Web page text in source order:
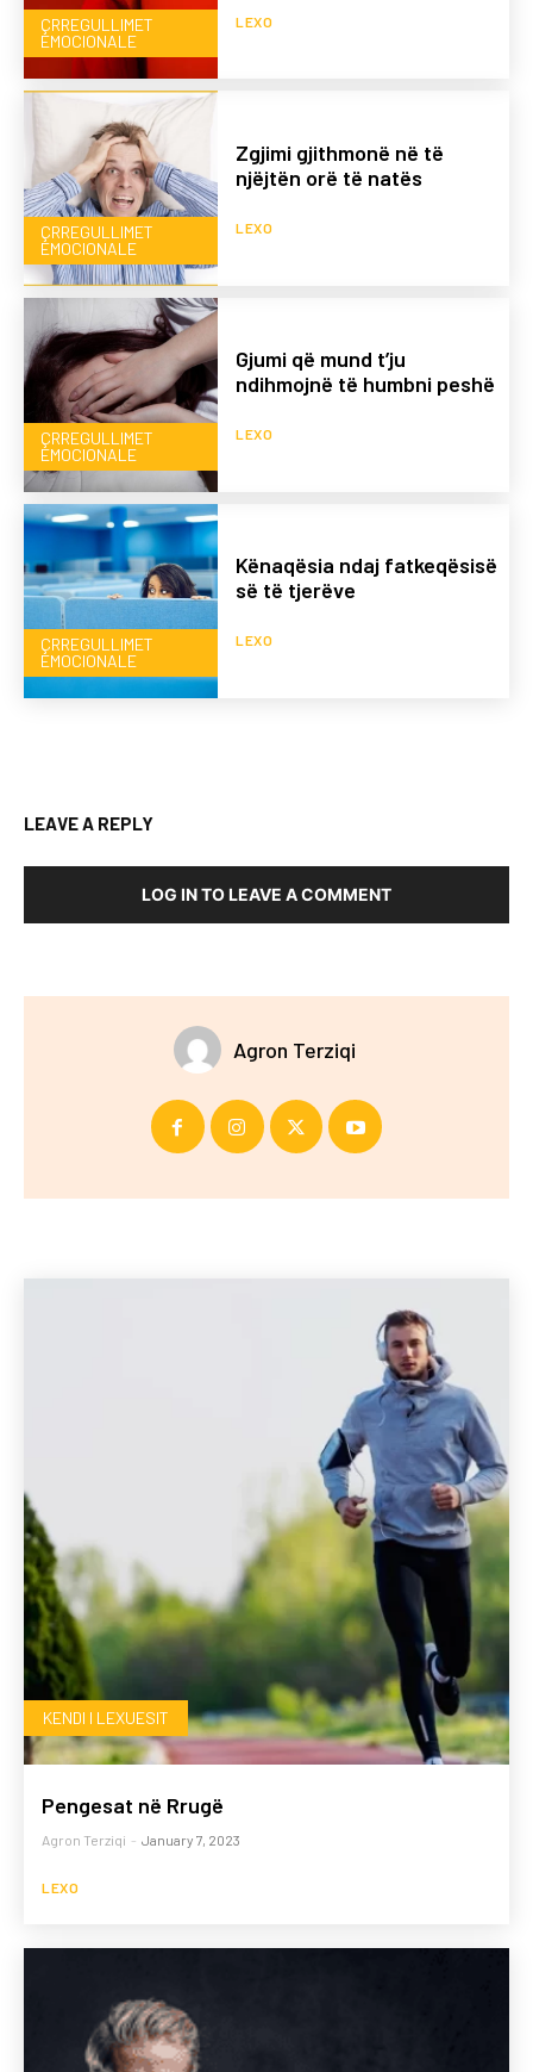
ÇRREGULLIMET
EMOCIONALE
LEXO
ÇRREGULLIMET
EMOCIONALE
Zgjimi gjithmonë në të
njëjtën orë të natës
LEXO
ÇRREGULLIMET
EMOCIONALE
Gjumi që mund t’ju
ndihmojnë të humbni peshë
LEXO
ÇRREGULLIMET
EMOCIONALE
Kënaqësia ndaj fatkeqësisë
së të tjerëve
LEXO
LEAVE A REPLY
LOG IN TO LEAVE A COMMENT
Agron Terziqi
KENDI I LEXUESIT
Pengesat në Rrugë
Agron Terziqi - January 7, 2023
LEXO